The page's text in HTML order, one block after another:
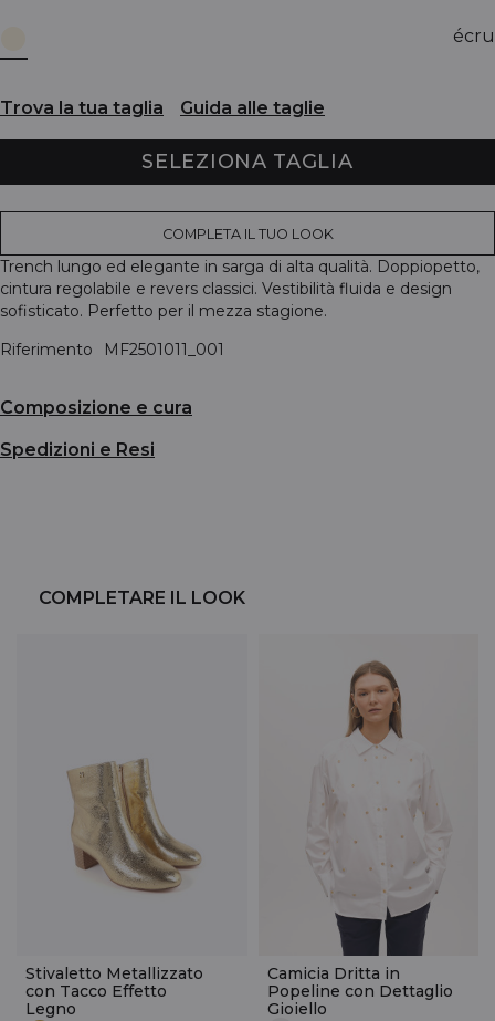
écru
Trova la tua taglia Guida alle taglie
SELEZIONA TAGLIA
COMPLETA IL TUO LOOK
Trench lungo ed elegante in sarga di alta qualità. Doppiopetto,
cintura regolabile e revers classici. Vestibilità fluida e design
sofisticato. Perfetto per il mezza stagione.
Riferimento
MF2501011_001
Composizione e cura
Spedizioni e Resi
COMPLETARE IL LOOK
Stivaletto Metallizzato
con Tacco Effetto
Legno
Camicia Dritta in
Popeline con Dettaglio
Gioiello